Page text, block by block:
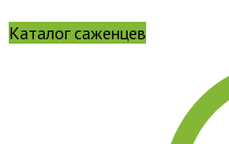
Каталог саженцев